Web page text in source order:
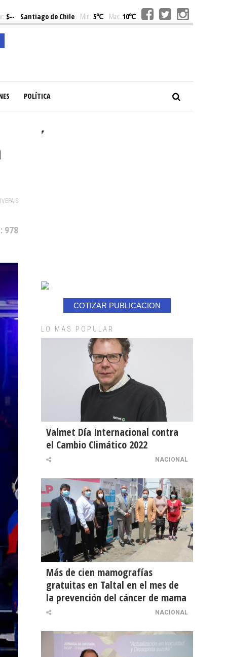
$-- Santiago de Chile Min: 5℃ Max: 10℃
POLÍTICA
978
#
COTIZAR PUBLICACION
LO MAS POPULAR
Valmet Día Internacional contra
el Cambio Climático 2022
NACIONAL
Más de cien mamografías
gratuitas en Taltal en el mes de
la prevención del cáncer de mama
NACIONAL